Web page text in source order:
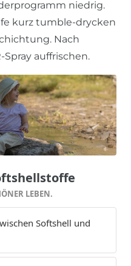
niedrig.
kurz tumble-drycken
Nach
auffrischen.
LEBEN.
Softshell und